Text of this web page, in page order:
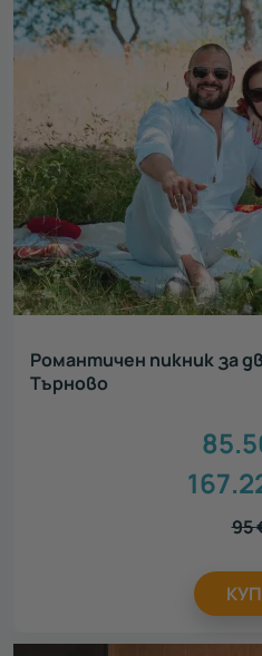
Романтичен пикник за
Търново
95